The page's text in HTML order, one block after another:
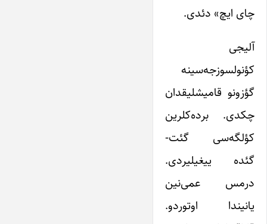
چای ایچ» دئدی.
آلیجی
کؤنولسوزجه‌سینه
گؤزونو قامیشلیقدان
چکدی. برده‌کلرین
کؤلگه‌سی گئت-
گئده ییغیلیردی.
درمس عمی‌نین
یانیندا اوتوردو.